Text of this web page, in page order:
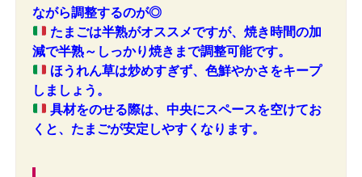
ながら調整するのが◎
たまごは半熟がオススメですが、焼き時間の加
減で半熟～しっかり焼きまで調整可能です。
ほうれん草は炒めすぎず、色鮮やかさをキープ
しましょう。
具材をのせる際は、中央にスペースを空けてお
くと、たまごが安定しやすくなります。